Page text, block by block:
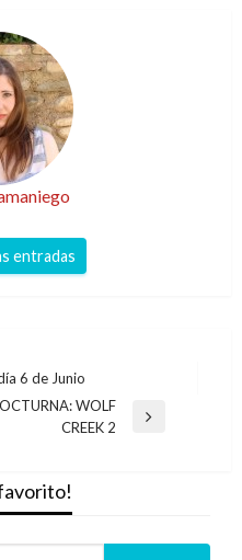
entradas
6 de Junio
WOLF
CREEK 2